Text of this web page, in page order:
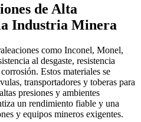
de Alta
Industria Minera
como Inconel, Monel,
al desgaste, resistencia
Estos materiales se
transportadores y toberas para
presiones y ambientes
un rendimiento fiable y una
y equipos mineros exigentes.